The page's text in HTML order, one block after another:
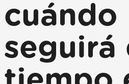
cuándo
seguirá